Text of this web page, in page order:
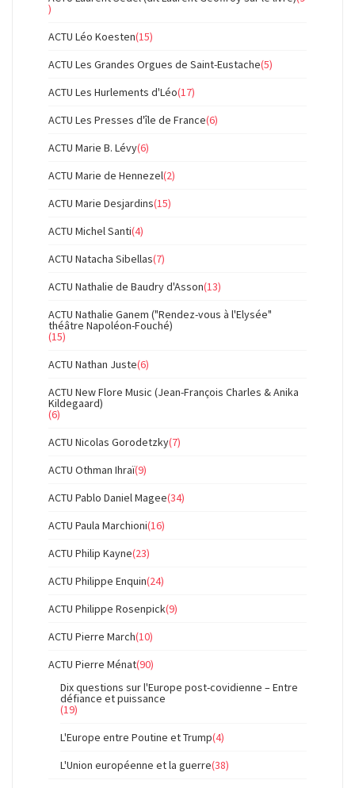
)
ACTU Léo Koesten(15)
ACTU Les Grandes Orgues de Saint-Eustache(5)
ACTU Les Hurlements d'Léo(17)
ACTU Les Presses d'île de France(6)
ACTU Marie B. Lévy(6)
ACTU Marie de Hennezel(2)
ACTU Marie Desjardins(15)
ACTU Michel Santi(4)
ACTU Natacha Sibellas(7)
ACTU Nathalie de Baudry d'Asson(13)
ACTU Nathalie Ganem ("Rendez-vous à l'Elysée"
théâtre Napoléon-Fouché)
(15)
ACTU Nathan Juste(6)
ACTU New Flore Music (Jean-François Charles & Anika
Kildegaard)
(6)
ACTU Nicolas Gorodetzky(7)
ACTU Othman Ihraï(9)
ACTU Pablo Daniel Magee(34)
ACTU Paula Marchioni(16)
ACTU Philip Kayne(23)
ACTU Philippe Enquin(24)
ACTU Philippe Rosenpick(9)
ACTU Pierre March(10)
ACTU Pierre Ménat(90)
Dix questions sur l'Europe post-covidienne – Entre
défiance et puissance
(19)
L'Europe entre Poutine et Trump(4)
L'Union européenne et la guerre(38)